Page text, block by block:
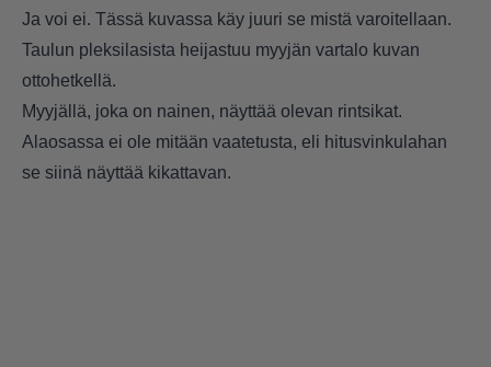
Ja voi ei. Tässä kuvassa käy juuri se mistä varoitellaan.
Taulun pleksilasista heijastuu myyjän vartalo kuvan
ottohetkellä.
Myyjällä, joka on nainen, näyttää olevan rintsikat.
Alaosassa ei ole mitään vaatetusta, eli hitusvinkulahan
se siinä näyttää kikattavan.